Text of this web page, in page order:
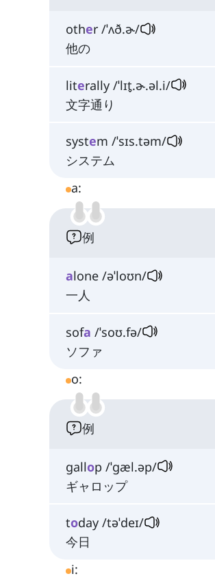
other /ˈʌð.ɚ/
他の
literally /ˈlɪt̬.ɚ.əl.i/
文字通り
system /ˈsɪs.təm/
システム
a:
例
alone /əˈloʊn/
一人
sofa /ˈsoʊ.fə/
ソファ
o:
例
gallop /ˈɡæl.əp/
ギャロップ
today /təˈdeɪ/
今日
i: